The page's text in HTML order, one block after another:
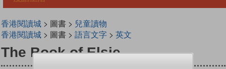
香港閱讀城> 圖書 > 兒童讀物
香港閱讀城> 圖書 > 語言文字> 英文
The Book of Elsie